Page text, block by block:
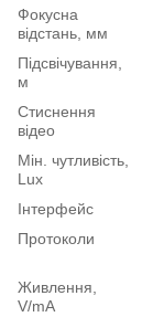
Фокусна
відстань, мм
Підсвічування,
м
Стиснення
відео
Мін. чутливість,
Lux
Інтерфейс
Протоколи
Живлення,
V/mA